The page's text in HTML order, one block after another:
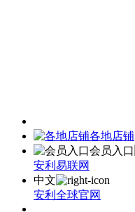
各地店铺
会员入口
安利易联网
中文
安利全球官网